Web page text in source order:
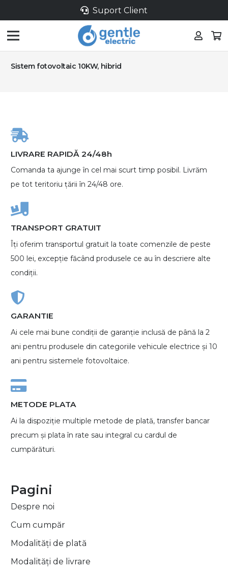
Suport Client
Sistem fotovoltaic 10KW, hibrid
LIVRARE RAPIDĂ 24/48h
Comanda ta ajunge în cel mai scurt timp posibil. Livrăm
pe tot teritoriu țării în 24/48 ore.
TRANSPORT GRATUIT
Îți oferim transportul gratuit la toate comenzile de peste
500 lei, excepție făcând produsele ce au în descriere alte
condiții.
GARANTIE
Ai cele mai bune condiții de garanție inclusă de până la 2
ani pentru produsele din categoriile vehicule electrice și 10
ani pentru sistemele fotovoltaice.
METODE PLATA
Ai la dispoziție multiple metode de plată, transfer bancar
precum și plata în rate sau integral cu cardul de
cumpărături.
Pagini
Despre noi
Cum cumpăr
Modalități de plată
Modalități de livrare